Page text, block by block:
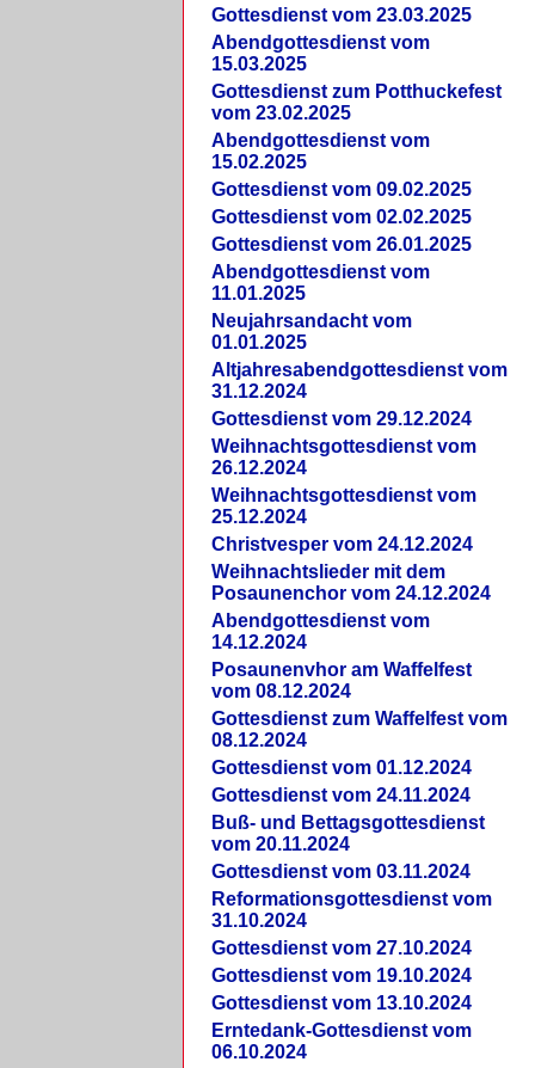
Gottesdienst vom 23.03.2025
Abendgottesdienst vom
15.03.2025
Gottesdienst zum Potthuckefest
vom 23.02.2025
Abendgottesdienst vom
15.02.2025
Gottesdienst vom 09.02.2025
Gottesdienst vom 02.02.2025
Gottesdienst vom 26.01.2025
Abendgottesdienst vom
11.01.2025
Neujahrsandacht vom
01.01.2025
Altjahresabendgottesdienst vom
31.12.2024
Gottesdienst vom 29.12.2024
Weihnachtsgottesdienst vom
26.12.2024
Weihnachtsgottesdienst vom
25.12.2024
Christvesper vom 24.12.2024
Weihnachtslieder mit dem
Posaunenchor vom 24.12.2024
Abendgottesdienst vom
14.12.2024
Posaunenvhor am Waffelfest
vom 08.12.2024
Gottesdienst zum Waffelfest vom
08.12.2024
Gottesdienst vom 01.12.2024
Gottesdienst vom 24.11.2024
Buß- und Bettagsgottesdienst
vom 20.11.2024
Gottesdienst vom 03.11.2024
Reformationsgottesdienst vom
31.10.2024
Gottesdienst vom 27.10.2024
Gottesdienst vom 19.10.2024
Gottesdienst vom 13.10.2024
Erntedank-Gottesdienst vom
06.10.2024